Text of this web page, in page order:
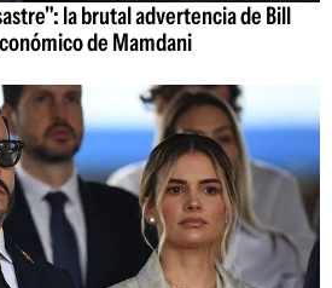
la brutal advertencia de Bill
de Mamdani